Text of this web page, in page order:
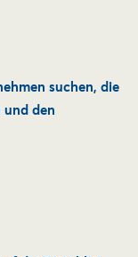
suchen, die
den